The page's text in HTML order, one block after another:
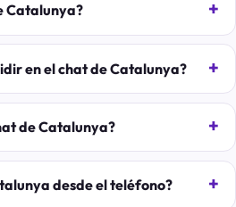
Catalunya?
en el chat de Catalunya?
de Catalunya?
desde el teléfono?